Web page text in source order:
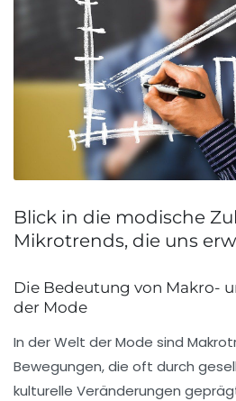
Blick in die modische
Mikrotrends, die uns
Die Bedeutung von Makro-
der Mode
In der Welt der Mode sind
Bewegungen, die oft durch
kulturelle Veränderungen